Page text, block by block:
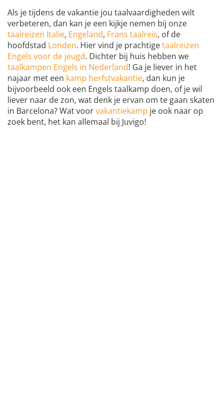
Als je tijdens de vakantie jou taalvaardigheden wilt
verbeteren, dan kan je een kijkje nemen bij onze
taalreizen Italie, Engeland, Frans taalreis, of de
hoofdstad Londen. Hier vind je prachtigetaalreizen
Engels voor de jeugd. Dichter bij huis hebben we
taalkampen Engels in Nederland! Ga je liever in het
najaar met een kamp herfstvakantie, dan kun je
bijvoorbeeld ook een Engels taalkamp doen, of je wil
liever naar de zon, wat denk je ervan om te gaan skaten
in Barcelona? Wat voorvakantiekamp je ook naar op
zoek bent, het kan allemaal bij Juvigo!